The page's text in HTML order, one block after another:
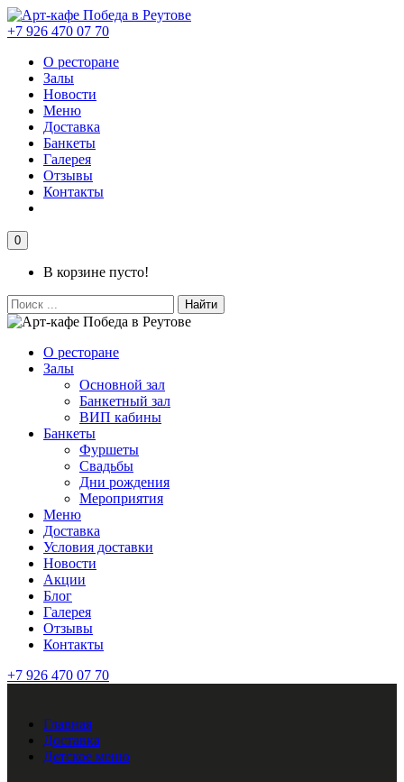
+7 926 470 07 70
О ресторане
Залы
Новости
Меню
Доставка
Банкеты
Галерея
Отзывы
Контакты
0
В корзине пусто!
Найти
О ресторане
Залы
Основной зал
Банкетный зал
ВИП кабины
Банкеты
Фуршеты
Свадьбы
Дни рождения
Мероприятия
Меню
Доставка
Условия доставки
Новости
Акции
Блог
Галерея
Отзывы
Контакты
+7 926 470 07 70
Главная
Доставка
Детское меню